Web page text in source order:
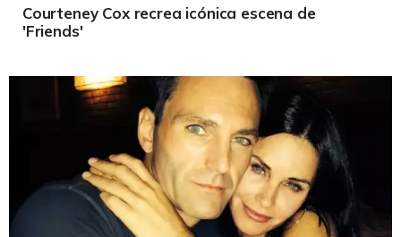
Courteney Cox recrea icónica escena de
'Friends'